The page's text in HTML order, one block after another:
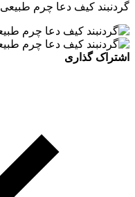
گردنبند کیف دعا چرم طبیعی
اشتراک گذاری